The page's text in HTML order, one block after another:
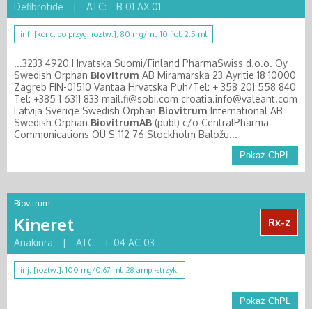
Defibrotide
| ATC: B 01 AX 01
inf. [konc. do przyg. roztw.]; 80 mg/ml, 10 fiol. 2,5 ml
...3233 4920 Hrvatska Suomi/Finland PharmaSwiss d.o.o. Oy
Swedish Orphan Biovitrum AB Miramarska 23 Äyritie 18 10000
Zagreb FIN-01510 Vantaa Hrvatska Puh/Tel: + 358 201 558 840
Tel: +385 1 6311 833 mail.fi@sobi.com croatia.info@valeant.com
Latvija Sverige Swedish Orphan Biovitrum International AB
Swedish Orphan BiovitrumAB (publ) c/o CentralPharma
Communications OÜ S-112 76 Stockholm Baložu...
Pokaż ChPL
Biovitrum
Kineret
Rx-z
Anakinra
| ATC: L 04 AC 03
inj. [roztw.]; 100 mg/0,67 ml, 28 amp.-strzyk.
Pokaż ChPL